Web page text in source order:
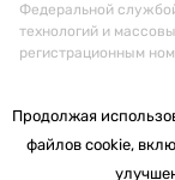
Федеральной
технологий и
регистрационным
Продолжая
файлов cookie,